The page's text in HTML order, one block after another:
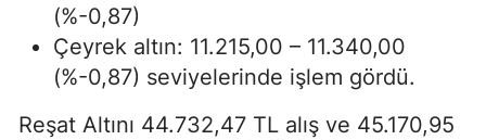
(%-0,87)
Çeyrek altın: 11.215,00 – 11.340,00
(%-0,87) seviyelerinde işlem gördü.
Reşat Altını 44.732,47 TL alış ve 45.170,95